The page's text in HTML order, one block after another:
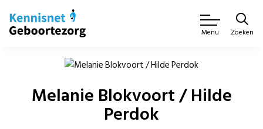
Menu Zoeken
Melanie Blokvoort / Hilde
Perdok